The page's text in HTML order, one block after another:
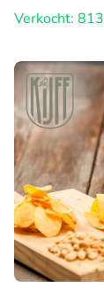
Verkocht: 813